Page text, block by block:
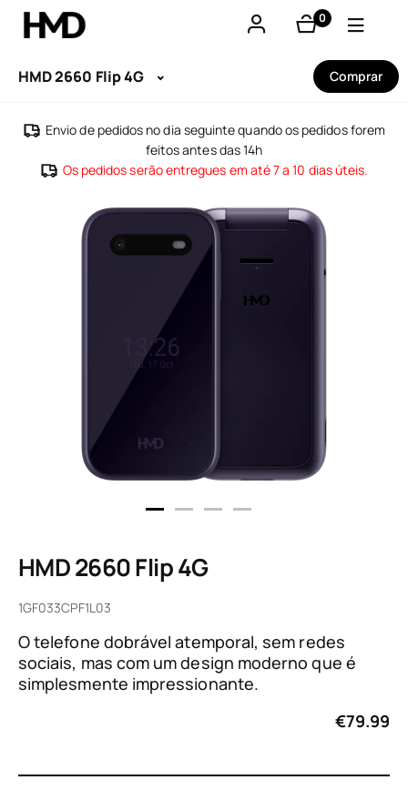
0
produtos
Smartphones
Telemóveis básicos
Acessórios
Ofertas
HMD 2660 Flip 4G Comprar
Envio de pedidos no dia seguinte quando os pedidos forem
feitos antes das 14h
Os pedidos serão entregues em até 7 a 10 dias úteis.
HMD 2660 Flip 4G
1GF033CPF1L03
O telefone dobrável atemporal, sem redes
sociais, mas com um design moderno que é
simplesmente impressionante.
€79.99